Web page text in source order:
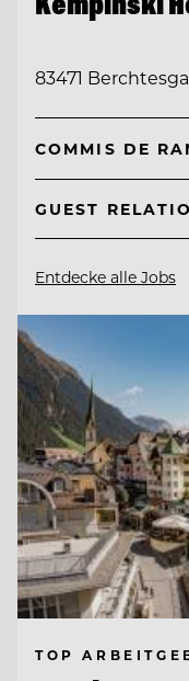
83471
COMMIS DE
GUEST
Entdecke alle Jobs
TOP